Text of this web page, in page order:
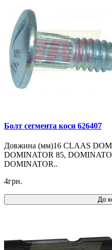
Болт сегмента коси 626407
Довжина (мм)16 CLAAS
DOMINATOR 85,
DOMINATOR..
4грн.
До